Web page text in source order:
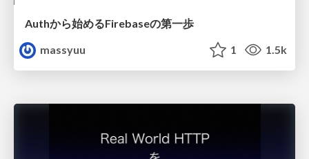
Authから始めるFirebaseの第一歩
massyuu
1 1.5k